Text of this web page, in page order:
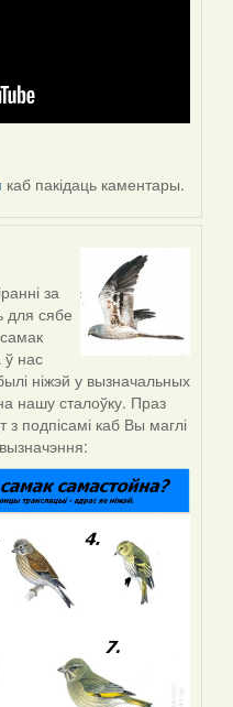
каб пакідаць каментары.
за
для сябе
ў нас
ніжэй у вызначальных
нашу сталоўку. Праз
з подпісамі каб Вы маглі